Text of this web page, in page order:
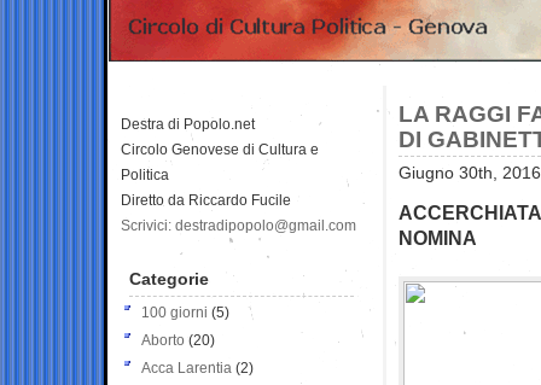
LA RAGGI
DI
Giugno 30th,
NOMINA
Destra di Popolo.net
Circolo Genovese di Cultura e
Politica
Diretto da Riccardo Fucile
Scrivici: destradipopolo@gmail.com
Categorie
100 giorni (5)
Aborto (20)
Acca Larentia (2)